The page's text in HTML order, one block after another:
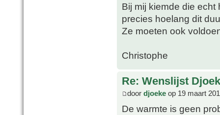
Bij mij kiemde die echt
precies hoelang dit
Ze moeten ook
Christophe
Re: Wenslijst
door djoeke op 19 maart
De warmte is geen